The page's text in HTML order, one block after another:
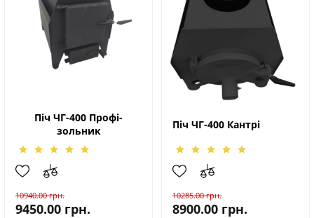
Піч ЧГ-400 Профі-
зольник
10940.00грн.
9450.00 грн.
Піч ЧГ-400 Кантрі
10285.00грн.
8900.00 грн.